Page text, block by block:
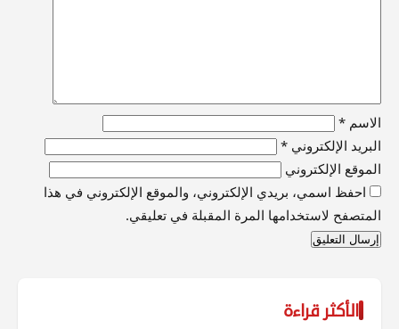
الاسم *
البريد الإلكتروني *
الموقع الإلكتروني
احفظ اسمي، بريدي الإلكتروني، والموقع الإلكتروني في هذا
المتصفح لاستخدامها المرة المقبلة في تعليقي.
الأكثر قراءة